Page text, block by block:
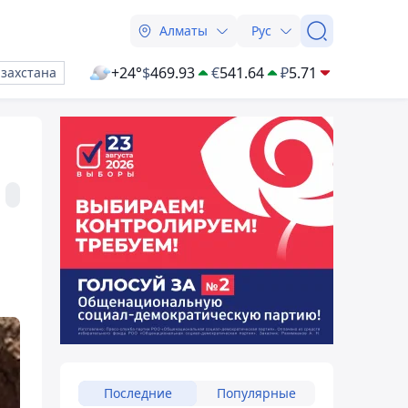
Алматы Рус
+24°$469.93 €541.64 ₽5.71
Последние Популярные